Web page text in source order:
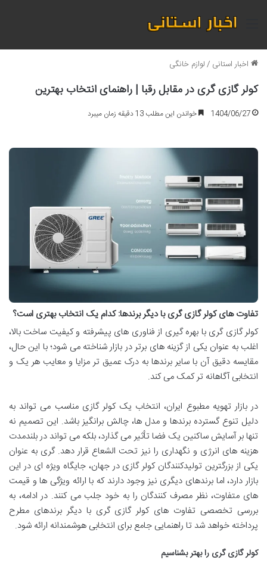
منو
اخبار استانی /لوازم خانگی
کولر گازی گری در مقابل رقبا | راهنمای انتخاب بهترین
1404/06/27 خواندن این مطلب 13 دقیقه زمان میبرد
تفاوت های کولر گازی گری با دیگر برندها: کدام یک انتخاب بهتری است؟
کولر گازی گری با بهره گیری از فناوری های پیشرفته و کیفیت ساخت بالا،
اغلب به عنوان یکی از گزینه های برتر در بازار شناخته می شود؛ با این حال،
مقایسه دقیق آن با سایر برندها به درک عمیق تر مزایا و معایب هر یک و
انتخابی آگاهانه تر کمک می کند.
در بازار تهویه مطبوع ایران، انتخاب یک کولر گازی مناسب می تواند به
دلیل تنوع گسترده برندها و مدل ها، چالش برانگیز باشد. این تصمیم نه
تنها بر آسایش ساکنین یک فضا تأثیر می گذارد، بلکه می تواند در بلندمدت
هزینه های انرژی و نگهداری را نیز تحت الشعاع قرار دهد. گری به عنوان
یکی از بزرگترین تولیدکنندگان کولر گازی در جهان، جایگاه ویژه ای در این
بازار دارد، اما برندهای دیگری نیز وجود دارند که با ارائه ویژگی ها و قیمت
های متفاوت، نظر مصرف کنندگان را به خود جلب می کنند. در ادامه، به
بررسی تخصصی تفاوت های کولر گازی گری با دیگر برندهای مطرح
پرداخته خواهد شد تا راهنمایی جامع برای انتخابی هوشمندانه ارائه شود.
کولر گازی گری را بهتر بشناسیم